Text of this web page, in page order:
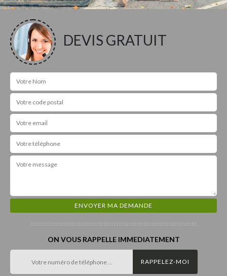
DEVIS GRATUIT
ON VOUS RAPPELLE IMMEDIATEMENT